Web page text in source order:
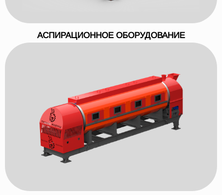
АСПИРАЦИОННОЕ ОБОРУДОВАНИЕ